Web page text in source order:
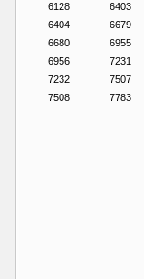
6128
6403
6404
6679
6680
6955
6956
7231
7232
7507
7508
7783